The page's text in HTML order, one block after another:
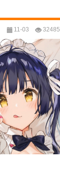
11-03 32485